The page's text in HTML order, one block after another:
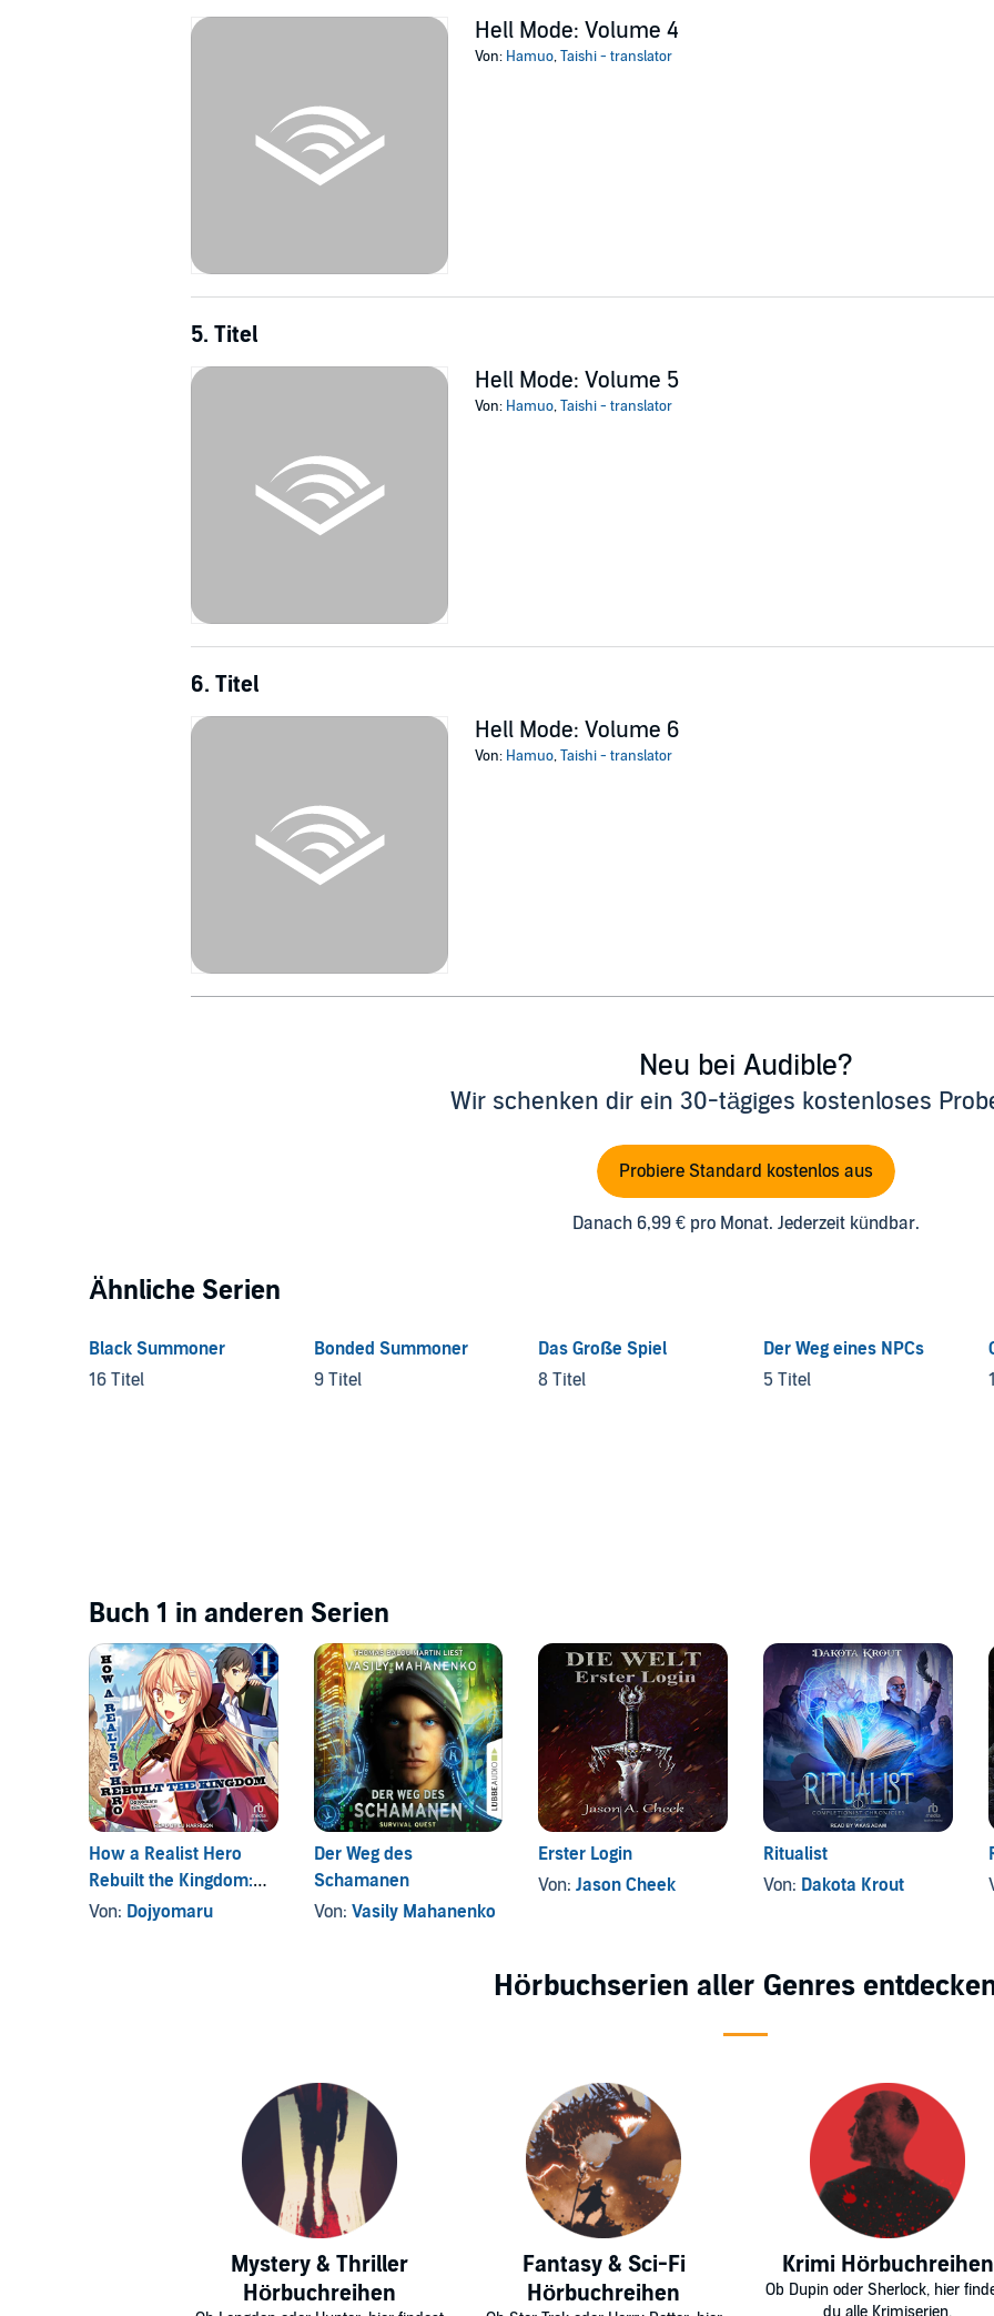
Hell Mode: Volume 4
Von: Hamuo,Taishi - translator
5. Titel
Hell Mode: Volume 5
Von: Hamuo,Taishi - translator
6. Titel
Hell Mode: Volume 6
Von: Hamuo,Taishi - translator
Neu bei Audible?
Wir schenken dir ein 30-tägiges kostenloses
Probiere Standard kostenlos aus
Danach 6,99 € pro Monat. Jederzeit kündbar.
Ähnliche Serien
Black Summoner
16 Titel
Bonded Summoner
9 Titel
Das Große Spiel
8 Titel
Der Weg eines NPCs
5 Titel
Buch 1 in anderen Serien
How a Realist Hero
Rebuilt the Kingdom:
Volume 1
Von: Dojyomaru
Der Weg des
Schamanen
Von: Vasily Mahanenko
Erster Login
Von:Jason Cheek
Ritualist
Von: Dakota Krout
Hörbuchserien aller Genres
Mystery & Thriller
Hörbuchreihen
Fantasy & Sci-Fi
Hörbuchreihen
Krimi Hörbuchreihen
Ob Dupin oder Sherlock, hier